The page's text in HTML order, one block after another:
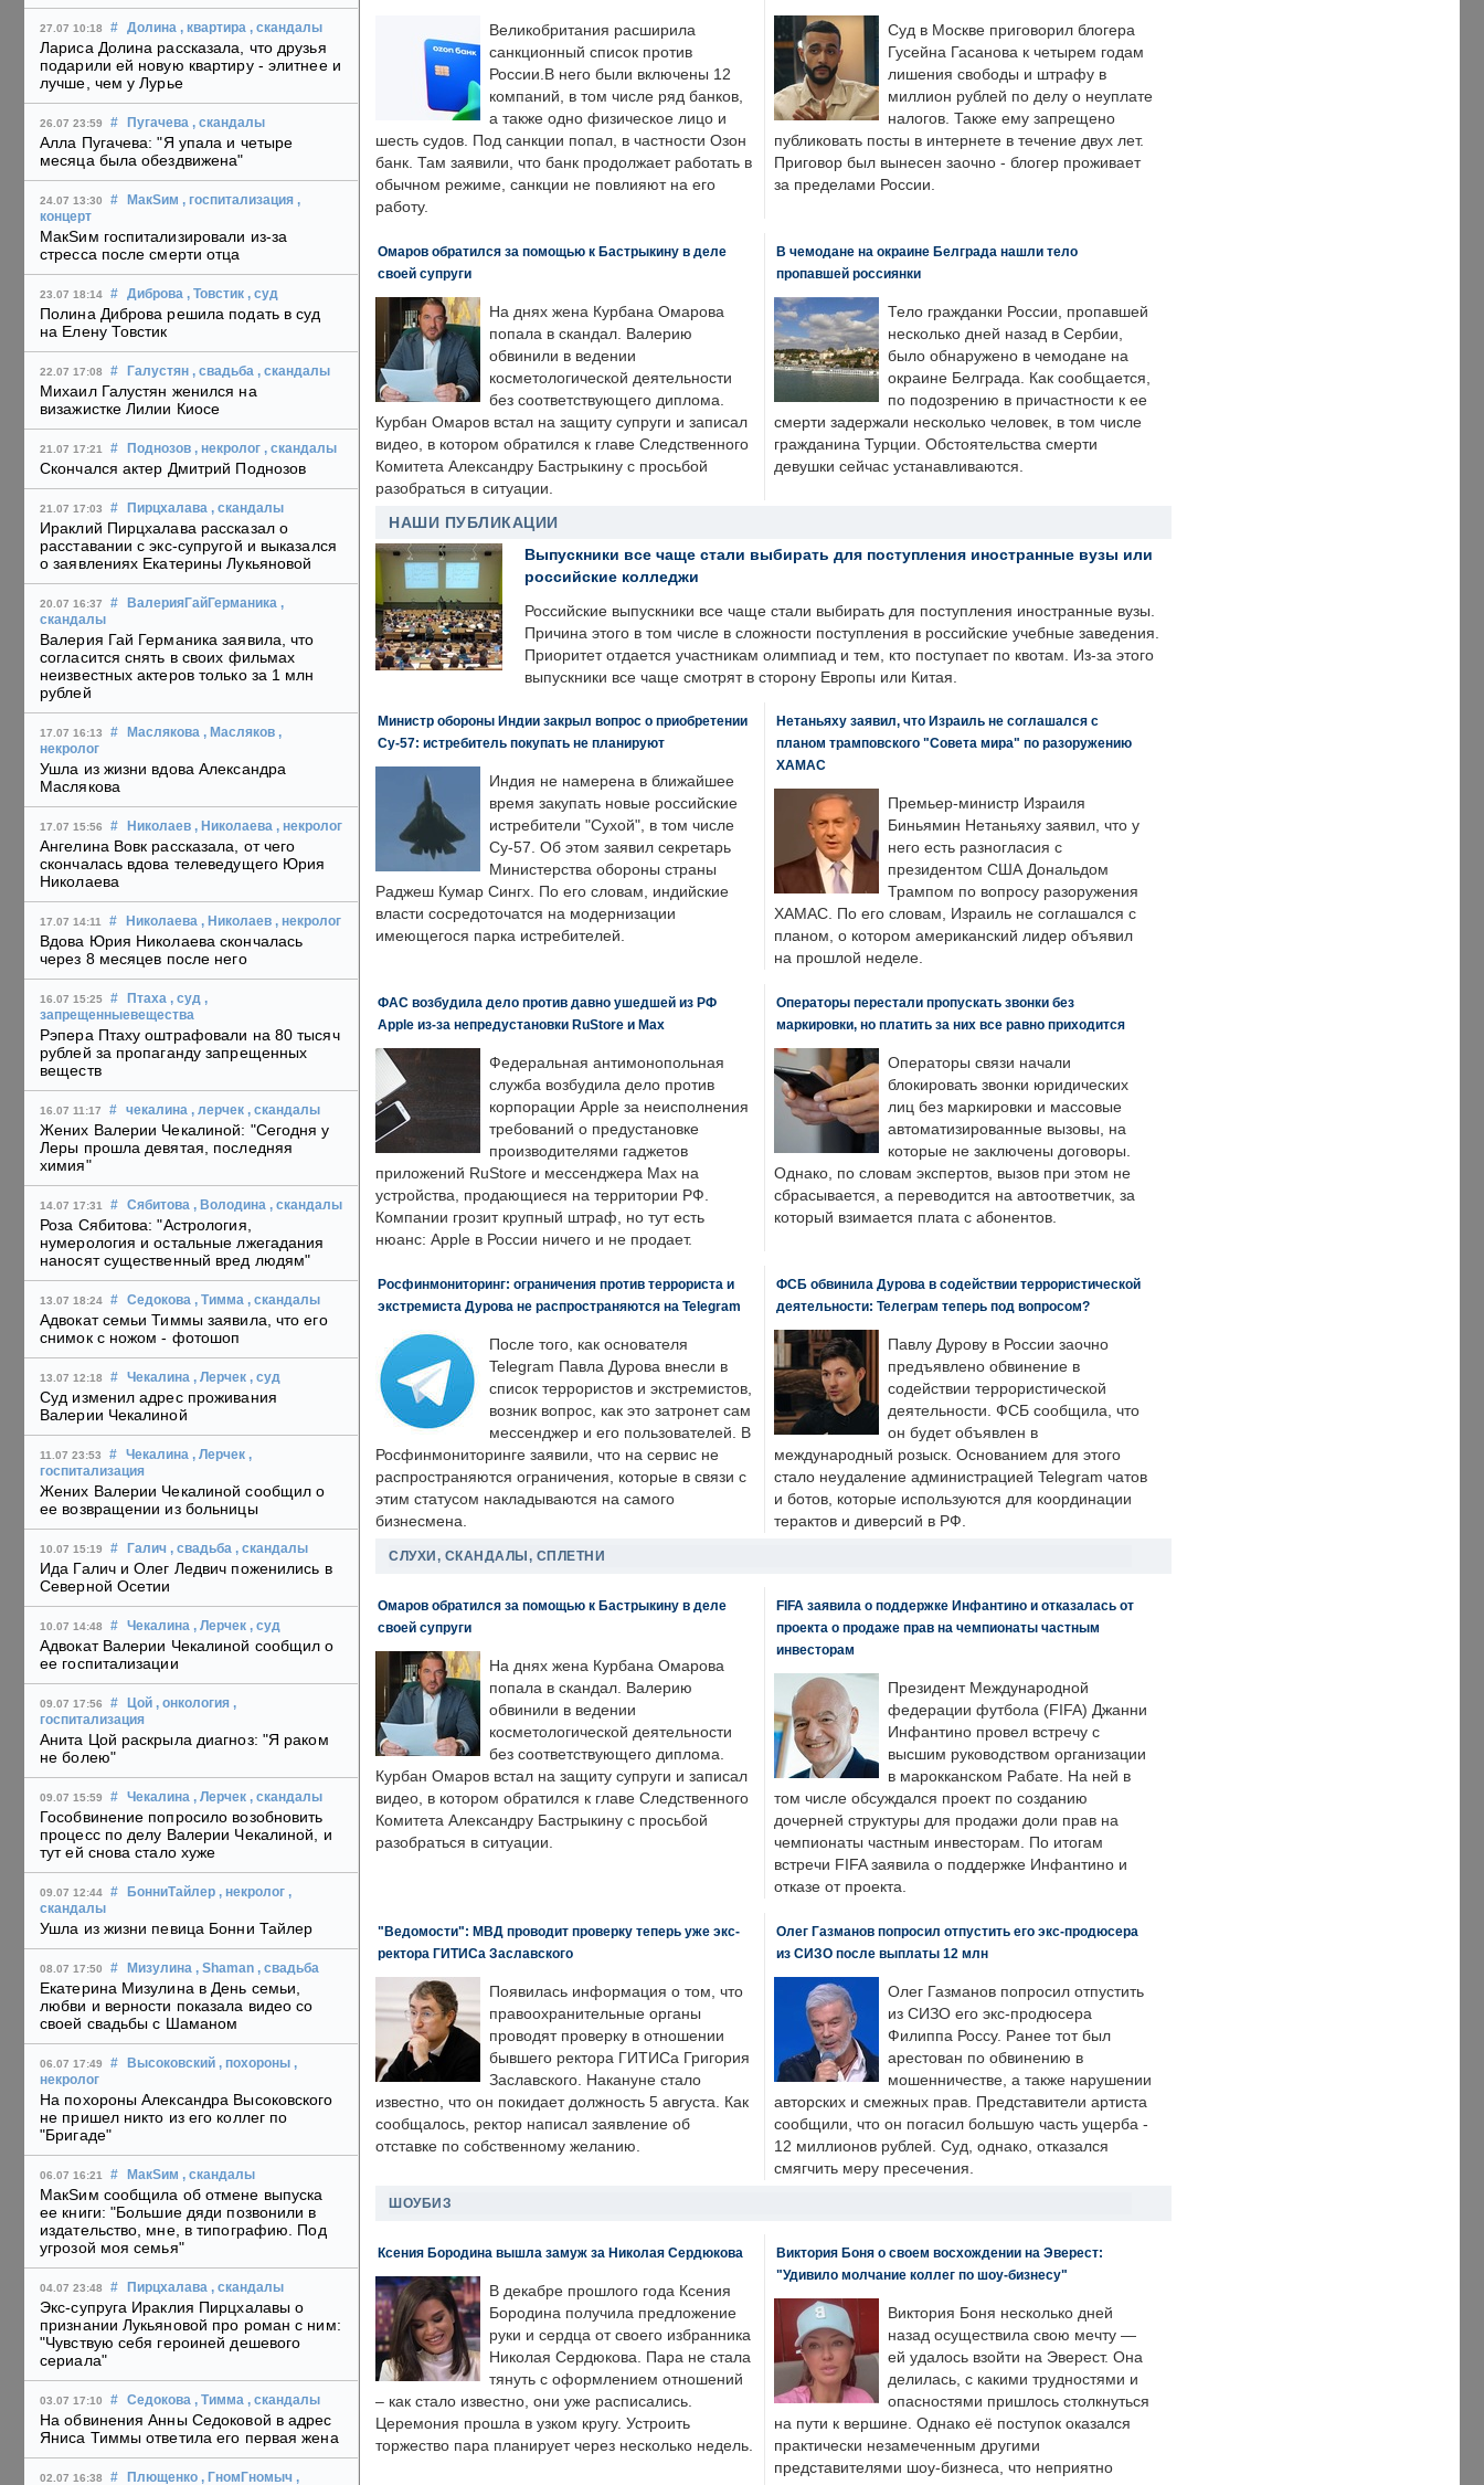
27.07 10:18 # Долина , квартира , скандалы
Лариса Долина рассказала, что друзья
подарили ей новую квартиру - элитнее и
лучше, чем у Лурье
26.07 23:59 # Пугачева , скандалы
Алла Пугачева: "Я упала и четыре
месяца была обездвижена"
24.07 13:30 # МакSим , госпитализация ,
концерт
МакSим госпитализировали из-за
стресса после смерти отца
23.07 18:14 # Диброва , Товстик , суд
Полина Диброва решила подать в суд
на Елену Товстик
22.07 17:08 # Галустян , свадьба , скандалы
Михаил Галустян женился на
визажистке Лилии Киосе
21.07 17:21 # Поднозов , некролог , скандалы
Скончался актер Дмитрий Поднозов
21.07 17:03 # Пирцхалава , скандалы
Ираклий Пирцхалава рассказал о
расставании с экс-супругой и выказался
о заявлениях Екатерины Лукьяновой
20.07 16:37 # ВалерияГайГерманика ,
скандалы
Валерия Гай Германика заявила, что
согласится снять в своих фильмах
неизвестных актеров только за 1 млн
рублей
17.07 16:13 # Маслякова , Масляков ,
некролог
Ушла из жизни вдова Александра
Маслякова
17.07 15:56 # Николаев , Николаева , некролог
Ангелина Вовк рассказала, от чего
скончалась вдова телеведущего Юрия
Николаева
17.07 14:11 # Николаева , Николаев , некролог
Вдова Юрия Николаева скончалась
через 8 месяцев после него
16.07 15:25 # Птаха , суд ,
запрещенныевещества
Рэпера Птаху оштрафовали на 80 тысяч
рублей за пропаганду запрещенных
веществ
16.07 11:17 # чекалина , лерчек , скандалы
Жених Валерии Чекалиной: "Сегодня у
Леры прошла девятая, последняя
химия"
14.07 17:31 # Сябитова , Володина , скандалы
Роза Сябитова: "Астрология,
нумерология и остальные лжегадания
наносят существенный вред людям"
13.07 18:24 # Седокова , Тимма , скандалы
Адвокат семьи Тиммы заявила, что его
снимок с ножом - фотошоп
13.07 12:18 # Чекалина , Лерчек , суд
Суд изменил адрес проживания
Валерии Чекалиной
11.07 23:53 # Чекалина , Лерчек ,
госпитализация
Жених Валерии Чекалиной сообщил о
ее возвращении из больницы
10.07 15:19 # Галич , свадьба , скандалы
Ида Галич и Олег Ледвич поженились в
Северной Осетии
10.07 14:48 # Чекалина , Лерчек , суд
Адвокат Валерии Чекалиной сообщил о
ее госпитализации
09.07 17:56 # Цой , онкология ,
госпитализация
Анита Цой раскрыла диагноз: "Я раком
не болею"
09.07 15:59 # Чекалина , Лерчек , скандалы
Гособвинение попросило возобновить
процесс по делу Валерии Чекалиной, и
тут ей снова стало хуже
09.07 12:44 # БонниТайлер , некролог ,
скандалы
Ушла из жизни певица Бонни Тайлер
08.07 17:50 # Мизулина , Shaman , свадьба
Екатерина Мизулина в День семьи,
любви и верности показала видео со
своей свадьбы с Шаманом
06.07 17:49 # Высоковский , похороны ,
некролог
На похороны Александра Высоковского
не пришел никто из его коллег по
"Бригаде"
06.07 16:21 # МакSим , скандалы
МакSим сообщила об отмене выпуска
ее книги: "Большие дяди позвонили в
издательство, мне, в типографию. Под
угрозой моя семья"
04.07 23:48 # Пирцхалава , скандалы
Экс-супруга Ираклия Пирцхалавы о
признании Лукьяновой про роман с ним:
"Чувствую себя героиней дешевого
сериала"
03.07 17:10 # Седокова , Тимма , скандалы
На обвинения Анны Седоковой в адрес
Яниса Тиммы ответила его первая жена
02.07 16:38 # Плющенко , ГномГномыч ,
Великобритания расширила
санкционный список против
России.В него были включены 12
компаний, в том числе ряд банков,
а также одно физическое лицо и
шесть судов. Под санкции попал, в частности Озон
банк. Там заявили, что банк продолжает работать в
обычном режиме, санкции не повлияют на его
работу.
Суд в Москве приговорил блогера
Гусейна Гасанова к четырем годам
лишения свободы и штрафу в
миллион рублей по делу о неуплате
налогов. Также ему запрещено
публиковать посты в интернете в течение двух лет.
Приговор был вынесен заочно - блогер проживает
за пределами России.
Омаров обратился за помощью к Бастрыкину в деле
своей супруги
На днях жена Курбана Омарова
попала в скандал. Валерию
обвинили в ведении
косметологической деятельности
без соответствующего диплома.
Курбан Омаров встал на защиту супруги и записал
видео, в котором обратился к главе Следственного
Комитета Александру Бастрыкину с просьбой
разобраться в ситуации.
В чемодане на окраине Белграда нашли тело
пропавшей россиянки
Тело гражданки России, пропавшей
несколько дней назад в Сербии,
было обнаружено в чемодане на
окраине Белграда. Как сообщается,
по подозрению в причастности к ее
смерти задержали несколько человек, в том числе
гражданина Турции. Обстоятельства смерти
девушки сейчас устанавливаются.
НАШИ ПУБЛИКАЦИИ
Выпускники все чаще стали выбирать для поступления иностранные вузы или
российские колледжи
Российские выпускники все чаще стали выбирать для поступления иностранные вузы.
Причина этого в том числе в сложности поступления в российские учебные заведения.
Приоритет отдается участникам олимпиад и тем, кто поступает по квотам. Из-за этого
выпускники все чаще смотрят в сторону Европы или Китая.
Министр обороны Индии закрыл вопрос о приобретении
Су-57: истребитель покупать не планируют
Индия не намерена в ближайшее
время закупать новые российские
истребители "Сухой", в том числе
Су-57. Об этом заявил секретарь
Министерства обороны страны
Раджеш Кумар Сингх. По его словам, индийские
власти сосредоточатся на модернизации
имеющегося парка истребителей.
Нетаньяху заявил, что Израиль не соглашался с
планом трамповского "Совета мира" по разоружению
ХАМАС
Премьер-министр Израиля
Биньямин Нетаньяху заявил, что у
него есть разногласия с
президентом США Дональдом
Трампом по вопросу разоружения
ХАМАС. По его словам, Израиль не соглашался с
планом, о котором американский лидер объявил
на прошлой неделе.
ФАС возбудила дело против давно ушедшей из РФ
Apple из-за непредустановки RuStore и Max
Федеральная антимонопольная
служба возбудила дело против
корпорации Apple за неисполнения
требований о предустановке
производителями гаджетов
приложений RuStore и мессенджера Max на
устройства, продающиеся на территории РФ.
Компании грозит крупный штраф, но тут есть
нюанс: Apple в России ничего и не продает.
Операторы перестали пропускать звонки без
маркировки, но платить за них все равно приходится
Операторы связи начали
блокировать звонки юридических
лиц без маркировки и массовые
автоматизированные вызовы, на
которые не заключены договоры.
Однако, по словам экспертов, вызов при этом не
сбрасывается, а переводится на автоответчик, за
который взимается плата с абонентов.
Росфинмониторинг: ограничения против террориста и
экстремиста Дурова не распространяются на Telegram
После того, как основателя
Telegram Павла Дурова внесли в
список террористов и экстремистов,
возник вопрос, как это затронет сам
мессенджер и его пользователей. В
Росфинмониторинге заявили, что на сервис не
распространяются ограничения, которые в связи с
этим статусом накладываются на самого
бизнесмена.
ФСБ обвинила Дурова в содействии террористической
деятельности: Телеграм теперь под вопросом?
Павлу Дурову в России заочно
предъявлено обвинение в
содействии террористической
деятельности. ФСБ сообщила, что
он будет объявлен в
международный розыск. Основанием для этого
стало неудаление администрацией Telegram чатов
и ботов, которые используются для координации
терактов и диверсий в РФ.
СЛУХИ, СКАНДАЛЫ, СПЛЕТНИ
Омаров обратился за помощью к Бастрыкину в деле
своей супруги
На днях жена Курбана Омарова
попала в скандал. Валерию
обвинили в ведении
косметологической деятельности
без соответствующего диплома.
Курбан Омаров встал на защиту супруги и записал
видео, в котором обратился к главе Следственного
Комитета Александру Бастрыкину с просьбой
разобраться в ситуации.
FIFA заявила о поддержке Инфантино и отказалась от
проекта о продаже прав на чемпионаты частным
инвесторам
Президент Международной
федерации футбола (FIFA) Джанни
Инфантино провел встречу с
высшим руководством организации
в марокканском Рабате. На ней в
том числе обсуждался проект по созданию
дочерней структуры для продажи доли прав на
чемпионаты частным инвесторам. По итогам
встречи FIFA заявила о поддержке Инфантино и
отказе от проекта.
"Ведомости": МВД проводит проверку теперь уже экс-
ректора ГИТИСа Заславского
Появилась информация о том, что
правоохранительные органы
проводят проверку в отношении
бывшего ректора ГИТИСа Григория
Заславского. Накануне стало
известно, что он покидает должность 5 августа. Как
сообщалось, ректор написал заявление об
отставке по собственному желанию.
Олег Газманов попросил отпустить его экс-продюсера
из СИЗО после выплаты 12 млн
Олег Газманов попросил отпустить
из СИЗО его экс-продюсера
Филиппа Россу. Ранее тот был
арестован по обвинению в
мошенничестве, а также нарушении
авторских и смежных прав. Представители артиста
сообщили, что он погасил большую часть ущерба -
12 миллионов рублей. Суд, однако, отказался
смягчить меру пресечения.
ШОУБИЗ
Ксения Бородина вышла замуж за Николая Сердюкова
В декабре прошлого года Ксения
Бородина получила предложение
руки и сердца от своего избранника
Николая Сердюкова. Пара не стала
тянуть с оформлением отношений
– как стало известно, они уже расписались.
Церемония прошла в узком кругу. Устроить
торжество пара планирует через несколько недель.
Виктория Боня о своем восхождении на Эверест:
"Удивило молчание коллег по шоу-бизнесу"
Виктория Боня несколько дней
назад осуществила свою мечту —
ей удалось взойти на Эверест. Она
делилась, с какими трудностями и
опасностями пришлось столкнуться
на пути к вершине. Однако её поступок оказался
практически незамеченным другими
представителями шоу-бизнеса, что неприятно